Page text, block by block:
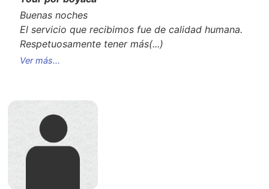
Buenas noches
El servicio que recibimos fue de calidad humana.
Respetuosamente tener más(...)
Ver más...